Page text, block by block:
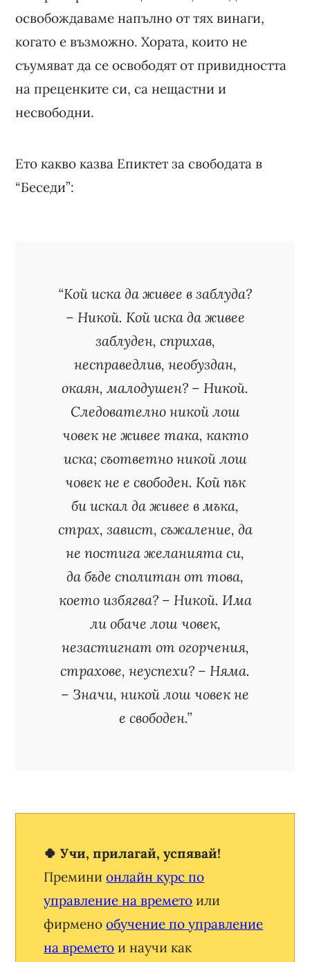
освобождаваме напълно от тях винаги,
когато е възможно. Хората, които не
съумяват да се освободят от привидността
на преценките си, са нещастни и
несвободни.
Ето какво казва Епиктет за свободата в
“Беседи”:
“Кой иска да живее в заблуда?
– Никой. Кой иска да живее
заблуден, сприхав,
несправедлив, необуздан,
окаян, малодушен? – Никой.
Следователно никой лош
човек не живее така, както
иска; съответно никой лош
човек не е свободен. Кой пък
би искал да живее в мъка,
страх, завист, съжаление, да
не постига желанията си,
да бъде сполитан от това,
което избягва? – Никой. Има
ли обаче лош човек,
незастигнат от огорчения,
страхове, неуспехи? – Няма.
– Значи, никой лош човек не
е свободен.”
🍀 Учи, прилагай, успявай!
Преминионлайн курс по
управление на времето или
фирменообучение по управление
на времето и научи как